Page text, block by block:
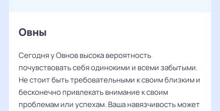
Овны
Сегодня у Овнов высока вероятность
почувствовать себя одинокими и всеми забытыми.
Не стоит быть требовательными к своим близким и
бесконечно привлекать внимание к своим
проблемам или успехам. Ваша навязчивость может